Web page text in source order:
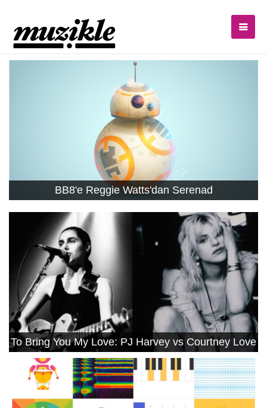
BB8'e Reggie Watts'dan Serenad
To Bring You My Love: PJ Harvey vs Courtney Love